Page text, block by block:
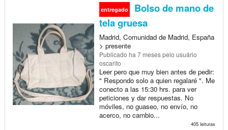
entregado
Bolso de mano de
tela gruesa
Madrid, Comunidad de Madrid, España
> presente
Publicado ha 7 mesespelo usuário
oscarito
Leer pero que muy bien antes de pedir:
" Respondo solo a quien regalaré ". Me
conecto a las 15:30 hrs. para ver
peticiones y dar respuestas. No
móviles, no guaseo, no envío, no
acerco, no cambio...
405 leituras